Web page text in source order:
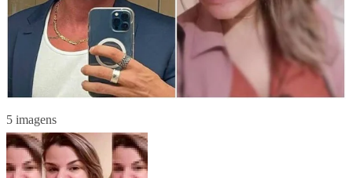
5 imagens